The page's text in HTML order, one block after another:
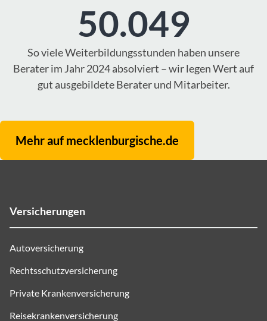
50.049
So viele Weiterbildungsstunden haben unsere
Berater im Jahr 2024 absolviert – wir legen Wert auf
gut ausgebildete Berater und Mitarbeiter.
Mehr auf mecklenburgische.de
Versicherungen
Autoversicherung
Rechtsschutzversicherung
Private Krankenversicherung
Reisekrankenversicherung